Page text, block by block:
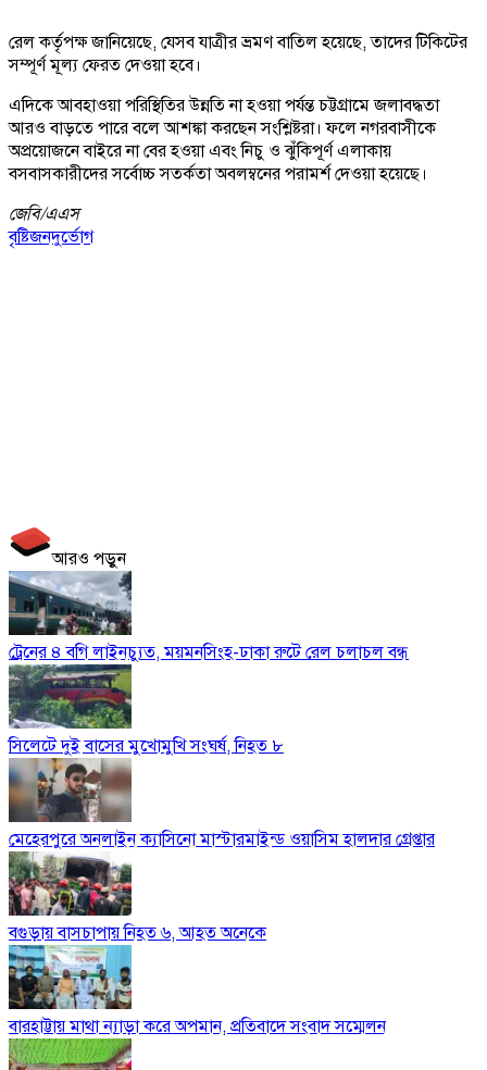
রেল কর্তৃপক্ষ জানিয়েছে, যেসব যাত্রীর ভ্রমণ বাতিল হয়েছে, তাদের টিকিটের
সম্পূর্ণ মূল্য ফেরত দেওয়া হবে।
এদিকে আবহাওয়া পরিস্থিতির উন্নতি না হওয়া পর্যন্ত চট্টগ্রামে জলাবদ্ধতা
আরও বাড়তে পারে বলে আশঙ্কা করছেন সংশ্লিষ্টরা। ফলে নগরবাসীকে
অপ্রয়োজনে বাইরে না বের হওয়া এবং নিচু ও ঝুঁকিপূর্ণ এলাকায়
বসবাসকারীদের সর্বোচ্চ সতর্কতা অবলম্বনের পরামর্শ দেওয়া হয়েছে।
জেবি/এএস
বৃষ্টিজনদুর্ভোগ
আরও পড়ুন
ট্রেনের ৪ বগি লাইনচ্যুত, ময়মনসিংহ-ঢাকা রুটে রেল চলাচল বন্ধ
সিলেটে দুই বাসের মুখোমুখি সংঘর্ষ, নিহত ৮
মেহেরপুরে অনলাইন ক্যাসিনো মাস্টারমাইন্ড ওয়াসিম হালদার গ্রেপ্তার
বগুড়ায় বাসচাপায় নিহত ৬, আহত অনেকে
বারহাট্টায় মাথা ন্যাড়া করে অপমান, প্রতিবাদে সংবাদ সম্মেলন